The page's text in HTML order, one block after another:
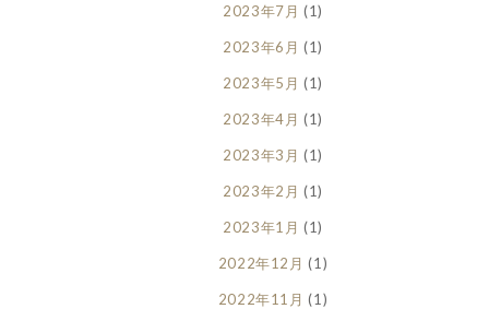
2023年7月 (1)
2023年6月 (1)
2023年5月 (1)
2023年4月 (1)
2023年3月 (1)
2023年2月 (1)
2023年1月 (1)
2022年12月 (1)
2022年11月 (1)